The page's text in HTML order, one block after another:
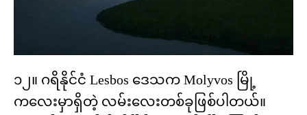
၁၂။ ဂရိနိုင်ငံ Lesbos ဒေသက Molyvos မြို့
ကလေးမှာရှိတဲ့ လမ်းလေးတစ်ခုဖြစ်ပါတယ်။